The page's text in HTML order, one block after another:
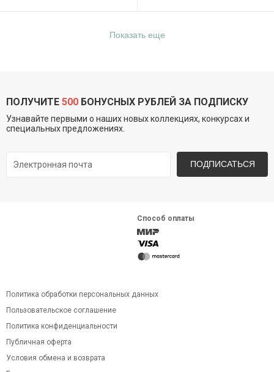
Показать еще
ПОЛУЧИТЕ 500 БОНУСНЫХ РУБЛЕЙ ЗА ПОДПИСКУ
Узнавайте первыми о наших новых коллекциях, конкурсах и
специальных предложениях.
ПОДПИСАТЬСЯ
Способ оплаты
Политика обработки персональных данных
Пользовательское соглашение
Политика конфиденциальности
Публичная оферта
Условия обмена и возврата